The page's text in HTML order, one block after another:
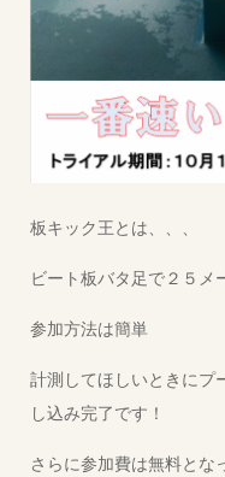
板キック王とは、、、
ビート板バタ足で２５メ
参加方法は簡単
計測してほしいときにプ
し込み完了です！
さらに参加費は無料とな